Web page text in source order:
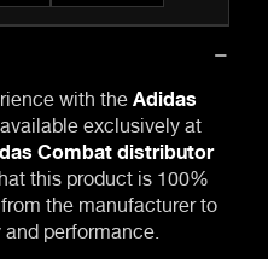
with theAdidas
exclusively at
Combat distributor
this product is 100%
the manufacturer to
performance.